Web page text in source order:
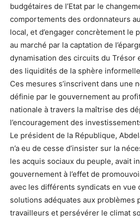
budgétaires de l’Etat par le
comportements des ordonnateurs
local, et d’engager concrètement le
au marché par la captation de
dynamisation des circuits du Trésor
des liquidités de la sphère
Ces mesures s’inscrivent dans une
définie par le gouvernement au
nationale à travers la maîtrise des
l’encouragement des
Le président de la République,
n’a eu de cesse d’insister sur la
les acquis sociaux du peuple, avait
gouvernement à l’effet de
avec les différents syndicats en vue
solutions adéquates aux problèmes
travailleurs et persévérer le climat